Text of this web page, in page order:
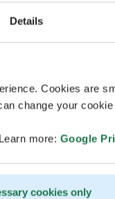
Details
Cookies are
change your
more: Google
cookies only